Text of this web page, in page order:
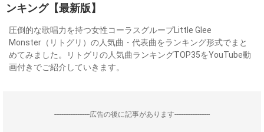
ンキング【最新版】
圧倒的な歌唱力を持つ女性コーラスグループLittle Glee
Monster（リトグリ）の人気曲・代表曲をランキング形式でまと
めてみました。リトグリの人気曲ランキングTOP35をYouTube動
画付きでご紹介していきます。
--------------------広告の後に記事があります--------------------